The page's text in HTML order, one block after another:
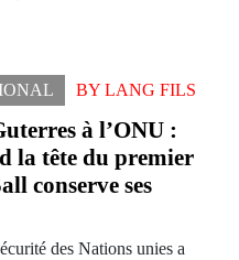
BY LANG FILS
à l’ONU :
la tête du premier
conserve ses
des Nations unies a